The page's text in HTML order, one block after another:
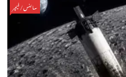
سائنس/فیچر